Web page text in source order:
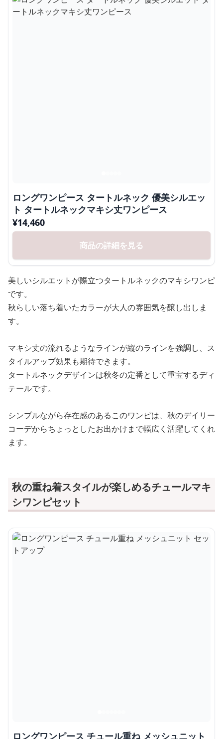
ロングワンピース タートルネック 優美シルエッ
ト タートルネックマキシ丈ワンピース
¥14,460
商品の詳細を見る
美しいシルエットが際立つタートルネックのマキシワンピ
です。
秋らしい落ち着いたカラーが大人の雰囲気を醸し出しま
す。
マキシ丈の流れるようなラインが縦のラインを強調し、ス
タイルアップ効果も期待できます。
タートルネックデザインは秋冬の定番として重宝するディ
テールです。
シンプルながら存在感のあるこのワンピは、秋のデイリー
コーデからちょっとしたお出かけまで幅広く活躍してくれ
ます。
秋の重ね着スタイルが楽しめるチュールマキ
シワンピセット
ロングワンピース チュール重ね メッシュニット